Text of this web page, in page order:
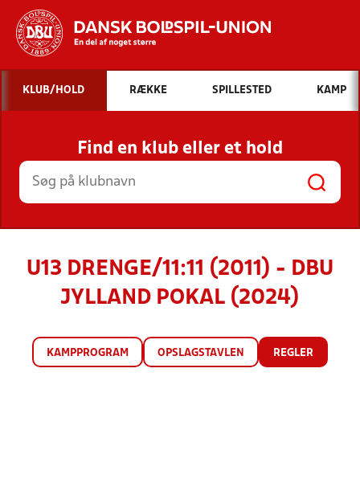
Hvad vil du søge efter?
INDHOLD OG NYHEDER
STILLINGER, RESULTATER, KLUBBER OG
HOLD
KLUB/HOLD RÆKKE SPILLESTED KAMP
Find en klub eller et hold
U13 DRENGE/11:11 (2011) - DBU
JYLLAND POKAL (2024)
KAMPPROGRAM OPSLAGSTAVLEN REGLER